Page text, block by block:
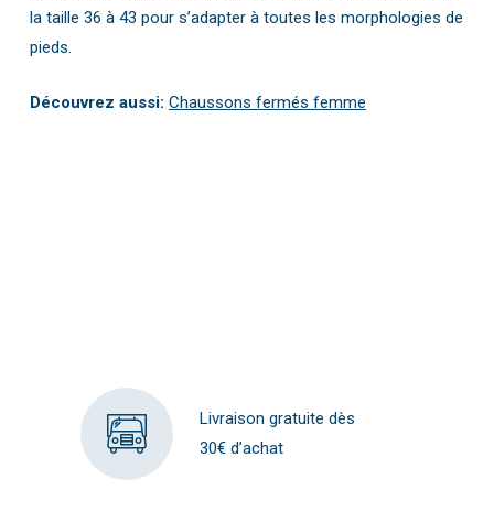
la taille 36 à 43 pour s’adapter à toutes les morphologies de
pieds.
Découvrez aussi: Chaussons fermés femme
Livraison gratuite dès
30€ d’achat